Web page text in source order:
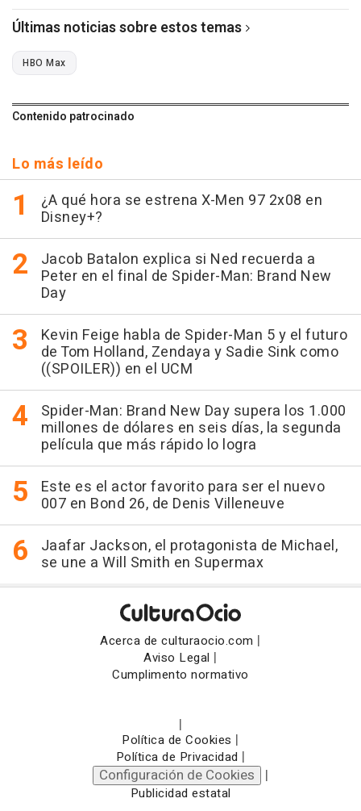
Últimas noticias sobre estos temas
HBO Max
Contenido patrocinado
Lo más leído
¿A qué hora se estrena X-Men 97 2x08 en
Disney+?
Jacob Batalon explica si Ned recuerda a
Peter en el final de Spider-Man: Brand New
Day
Kevin Feige habla de Spider-Man 5 y el futuro
de Tom Holland, Zendaya y Sadie Sink como
((SPOILER)) en el UCM
Spider-Man: Brand New Day supera los 1.000
millones de dólares en seis días, la segunda
película que más rápido lo logra
Este es el actor favorito para ser el nuevo
007 en Bond 26, de Denis Villeneuve
Jaafar Jackson, el protagonista de Michael,
se une a Will Smith en Supermax
Acerca de culturaocio.com |
Aviso Legal |
Cumplimento normativo
|
Política de Cookies |
Política de Privacidad |
Configuración de Cookies |
Publicidad estatal